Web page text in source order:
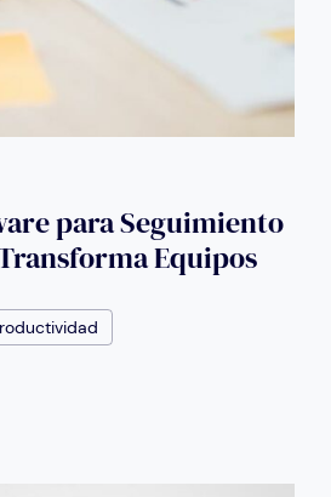
para Seguimiento
Equipos